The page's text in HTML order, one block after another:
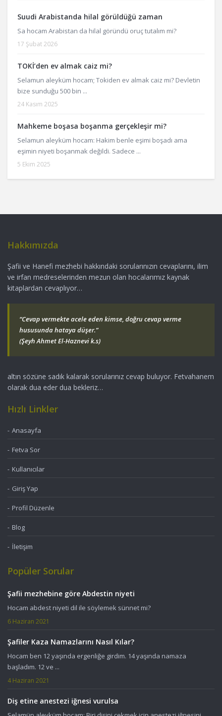
Suudi Arabistanda hilal görüldüğü zaman
Sa hocam Arabistan da hilal göründü oruç tutalım mi?
17 Şubat 2026
TOKİ’den ev almak caiz mi?
Selamun aleyküm hocam; Tokiden ev almak caiz mi? Devletin
bize sunduğu 500 bin ...
24 Kasım 2025
Mahkeme boşasa boşanma gerçekleşir mi?
Selamun aleyküm hocam: Hakim benle eşimi boşadı ama
eşimin niyeti boşanmak değildi. Sadece ...
5 Ekim 2025
Hakkımızda
Şafii ve Hanefi mezhebi hakkındaki sorularınızın cevaplarını, ilim
ve irfan medreselerinden mezun olan hocalarımız kaynak
kitaplardan cevaplıyor…
“Cevap vermekte acele eden kimse, doğru cevap verme
hususunda hataya düşer.”
(Şeyh Ahmet El-Haznevi k.s)
altın sözüne sadık kalarak sorularınız cevap buluyor. Fetvahanem
olarak dua eder dua bekleriz…
Hızlı Linkler
Anasayfa
Fetva Sor
Kullanıcılar
Giriş Yap
Profil Düzenle
Blog
İletişim
Popüler Sorular
Şafii mezhebine göre Abdestin niyeti
Hocam abdest niyeti dil ile söylemek sünnet mi?
6 Haziran 2021
Şafiler Kaza Namazlarını Nasıl Kılar?
Hocam ben 12 yaşında ergenliğe girdim. 14 yaşında namaza
başladım. 12 ve ...
4 Haziran 2021
Diş etine anestezi iğnesi vurulsa